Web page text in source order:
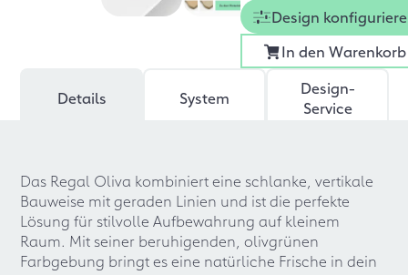
Design
In den Warenkorb
Details System
Design-
Service
Das Regal Oliva kombiniert eine schlanke, vertikale
Bauweise mit geraden Linien und ist die perfekte
Lösung für stilvolle Aufbewahrung auf kleinem
Raum. Mit seiner beruhigenden, olivgrünen
Farbgebung bringt es eine natürliche Frische in dein